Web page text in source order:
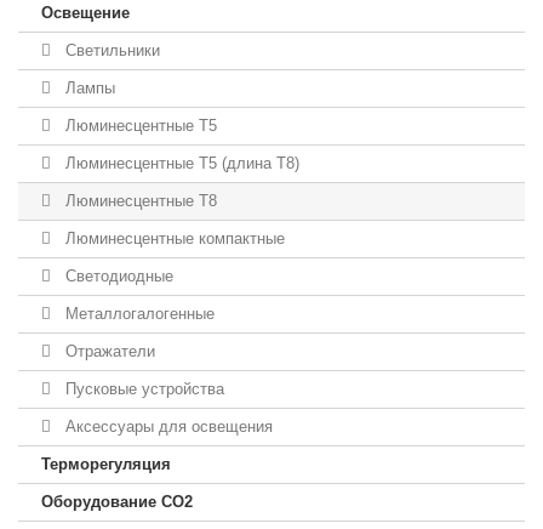
Освещение
Светильники
Лампы
Люминесцентные T5
Люминесцентные T5 (длина T8)
Люминесцентные T8
Люминесцентные компактные
Светодиодные
Металлогалогенные
Отражатели
Пусковые устройства
Аксессуары для освещения
Терморегуляция
Оборудование CO2